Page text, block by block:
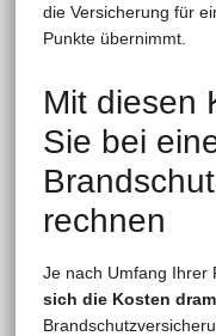
die Versicherung für
Punkte übernimmt.
Mit diesen
Sie bei
rechnen
Je nach Umfang Ihrer
sich die Kosten